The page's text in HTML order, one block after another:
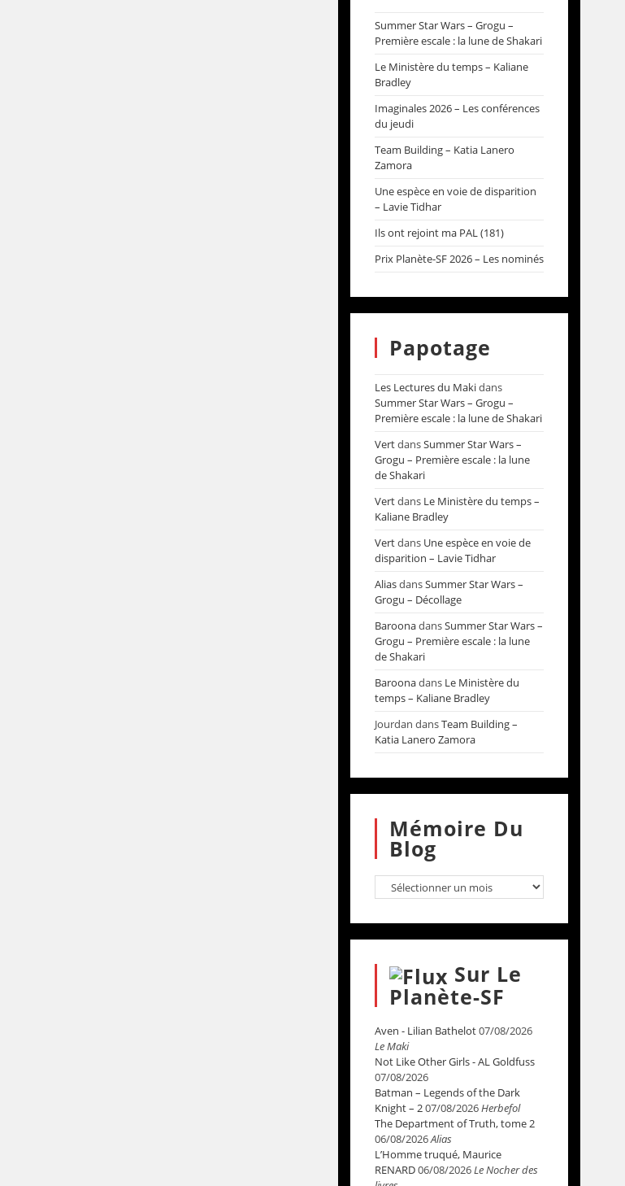
Summer Star Wars – Grogu –
Première escale : la lune de Shakari
Le Ministère du temps – Kaliane
Bradley
Imaginales 2026 – Les conférences
du jeudi
Team Building – Katia Lanero
Zamora
Une espèce en voie de disparition
– Lavie Tidhar
Ils ont rejoint ma PAL (181)
Prix Planète-SF 2026 – Les nominés
Papotage
Les Lectures du Makidans
Summer Star Wars – Grogu –
Première escale : la lune de Shakari
VertdansSummer Star Wars –
Grogu – Première escale : la lune
de Shakari
Vertdans Le Ministère du temps –
Kaliane Bradley
Vertdans Une espèce en voie de
disparition – Lavie Tidhar
AliasdansSummer Star Wars –
Grogu – Décollage
BaroonadansSummer Star Wars –
Grogu – Première escale : la lune
de Shakari
Baroonadans Le Ministère du
temps – Kaliane Bradley
Jourdan dansTeam Building –
Katia Lanero Zamora
Mémoire Du
Blog
Sur Le
Planète-SF
Aven - Lilian Bathelot07/08/2026
Le Maki
Not Like Other Girls - AL Goldfuss
07/08/2026
Batman – Legends of the Dark
Knight – 207/08/2026Herbefol
The Department of Truth, tome 2
06/08/2026Alias
L’Homme truqué, Maurice
RENARD06/08/2026Le Nocher des